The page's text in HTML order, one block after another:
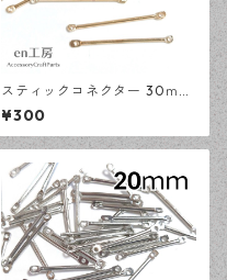
スティックコネクター 30ｍｍ
上下カン KCゴールド 100本
メタルバー デザインパーツ
【en工房】
¥300